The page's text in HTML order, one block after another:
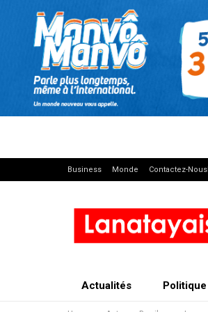
Business Monde Contactez-Nous!
Actualités Politique